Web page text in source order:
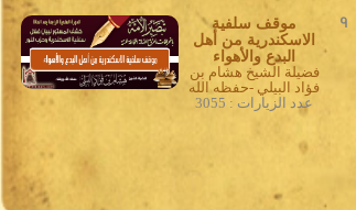
موقف سلفية
الاسكندرية من أهل
البدع والأهواء
9
فضيلة الشيخ هشام بن
فؤاد البيلي -حفظه الله
عدد الزيارات : 3055